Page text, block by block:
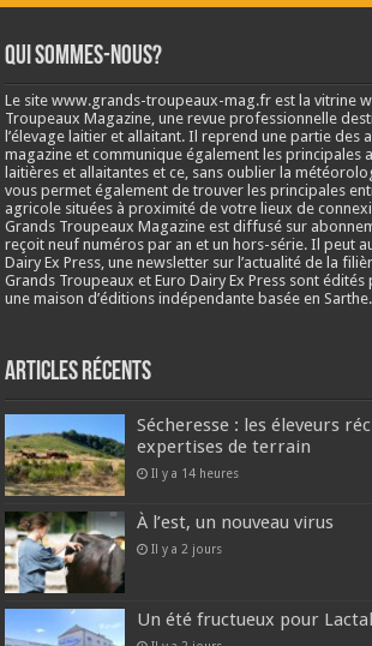
Qui sommes-nous?
Le site www.grands-troupeaux-mag.fr est la vitrine
Troupeaux Magazine, une revue professionnelle
l’élevage laitier et allaitant. Il reprend une partie des
magazine et communique également les principales
laitières et allaitantes et ce, sans oublier la
vous permet également de trouver les principales
agricole situées à proximité de votre lieux de
Grands Troupeaux Magazine est diffusé sur
reçoit neuf numéros par an et un hors-série. Il peut
Dairy Ex Press, une newsletter sur l’actualité de la
Grands Troupeaux et Euro Dairy Ex Press sont édités
une maison d’éditions indépendante basée en Sarthe.
Articles récents
Sécheresse : les éleveurs
expertises de terrain
Il y a 14 heures
À l’est, un nouveau virus
Il y a 2 jours
Un été fructueux pour